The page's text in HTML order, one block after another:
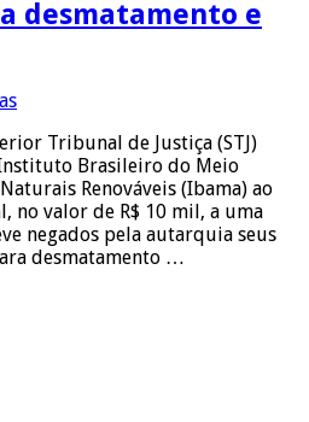
desmatamento e
Tribunal de Justiça (STJ)
Brasileiro do Meio
Renováveis (Ibama) ao
no valor de R$ 10 mil, a uma
negados pela autarquia seus
desmatamento …